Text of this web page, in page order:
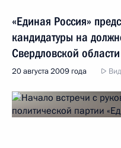
«Единая Россия»
кандидатуры на
Свердловской области
20 августа 2009 года